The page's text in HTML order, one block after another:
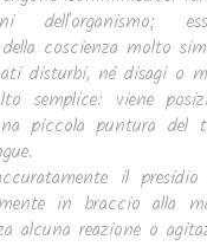
coscienza molto
disturbi, né disagi o
semplice: viene
piccola puntura
il
in braccio alla
alcuna reazione o